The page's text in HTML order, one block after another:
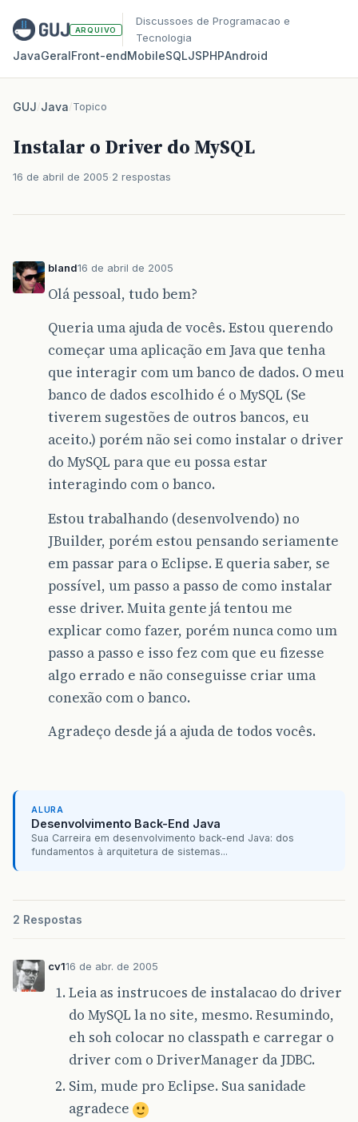
ARQUIVO
Discussoes de Programacao e
Tecnologia
JavaGeralFront‑endMobileSQLJSPHPAndroid
GUJ/Java/Topico
Instalar o Driver do MySQL
16 de abril de 2005 2 respostas
bland16 de abril de 2005
Olá pessoal, tudo bem?
Queria uma ajuda de vocês. Estou querendo
começar uma aplicação em Java que tenha
que interagir com um banco de dados. O meu
banco de dados escolhido é o MySQL (Se
tiverem sugestões de outros bancos, eu
aceito.) porém não sei como instalar o driver
do MySQL para que eu possa estar
interagindo com o banco.
Estou trabalhando (desenvolvendo) no
JBuilder, porém estou pensando seriamente
em passar para o Eclipse. E queria saber, se
possível, um passo a passo de como instalar
esse driver. Muita gente já tentou me
explicar como fazer, porém nunca como um
passo a passo e isso fez com que eu fizesse
algo errado e não conseguisse criar uma
conexão com o banco.
Agradeço desde já a ajuda de todos vocês.
ALURA
Desenvolvimento Back-End Java
Sua Carreira em desenvolvimento back-end Java: dos
fundamentos à arquitetura de sistemas...
2 Respostas
cv116 de abr. de 2005
Leia as instrucoes de instalacao do driver
do MySQL la no site, mesmo. Resumindo,
eh soh colocar no classpath e carregar o
driver com o DriverManager da JDBC.
Sim, mude pro Eclipse. Sua sanidade
agradece